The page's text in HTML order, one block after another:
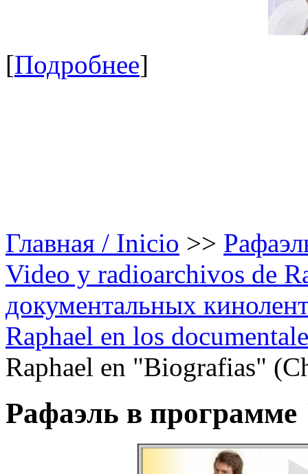
[Подробнее]
Главная / Inicio >>
Video y radioarchivos de
документальных
Raphael en los
Raphael en "Biografias"
Рафаэль в